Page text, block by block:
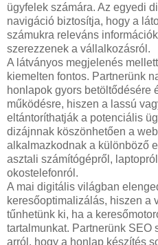
ügyfelek számára. Az egyedi
navigáció biztosítja, hogy a
számukra releváns
szerezzenek a vállalkozásról.
A látványos megjelenés
kiemelten fontos. Partnerünk
honlapok gyors betöltődésére
működésre, hiszen a lassú
eltántoríthatják a potenciális
dizájnnak köszönhetően a
alkalmazkodnak a különböző
asztali számítógépről,
okostelefonról.
A mai digitális világban
keresőoptimalizálás, hiszen a
tűnhetünk ki, ha a
tartalmunkat. Partnerünk SEO
arról, hogy a honlap készítés